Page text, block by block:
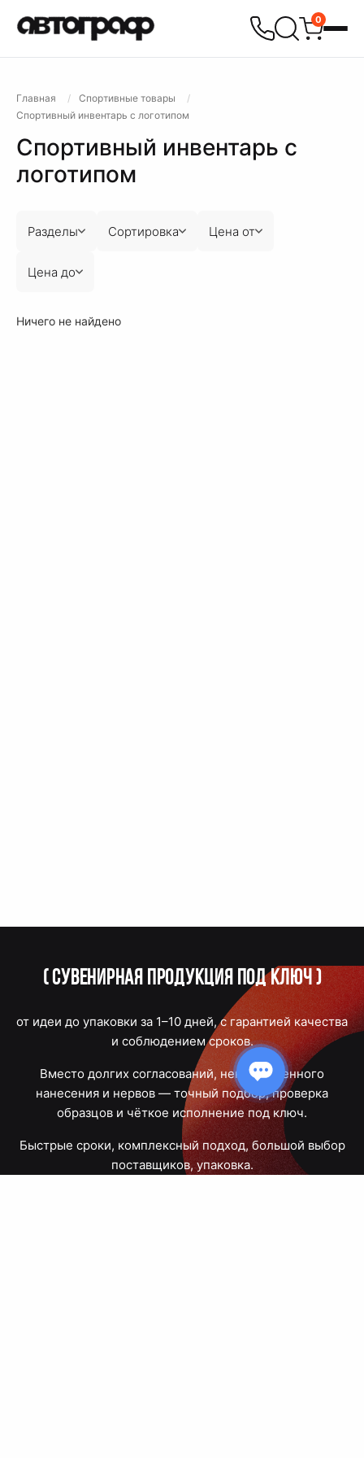
0
Главная
Спортивные товары
Спортивный инвентарь с логотипом
Спортивный инвентарь с
логотипом
Разделы Сортировка Цена от
Цена до
Ничего не найдено
(Сувенирная продукция под ключ)
от идеи до упаковки за 1–10 дней, с гарантией качества
и соблюдением сроков.
Вместо долгих согласований, некачественного
нанесения и нервов — точный подбор, проверка
образцов и чёткое исполнение под ключ.
Быстрые сроки, комплексный подход, большой выбор
поставщиков, упаковка.